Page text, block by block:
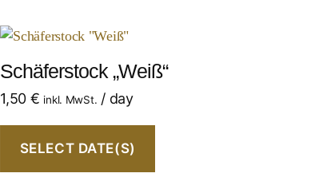
Schäferstock „Weiß“
1,50 € inkl. MwSt. / day
SELECT DATE(S)